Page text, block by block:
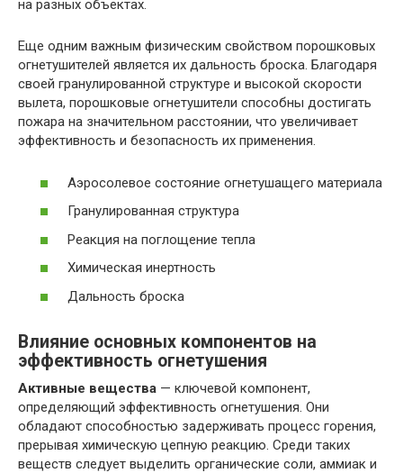
на разных объектах.
Еще одним важным физическим свойством порошковых
огнетушителей является их дальность броска. Благодаря
своей гранулированной структуре и высокой скорости
вылета, порошковые огнетушители способны достигать
пожара на значительном расстоянии, что увеличивает
эффективность и безопасность их применения.
Аэросолевое состояние огнетушащего материала
Гранулированная структура
Реакция на поглощение тепла
Химическая инертность
Дальность броска
Влияние основных компонентов на
эффективность огнетушения
Активные вещества — ключевой компонент,
определяющий эффективность огнетушения. Они
обладают способностью задерживать процесс горения,
прерывая химическую цепную реакцию. Среди таких
веществ следует выделить органические соли, аммиак и